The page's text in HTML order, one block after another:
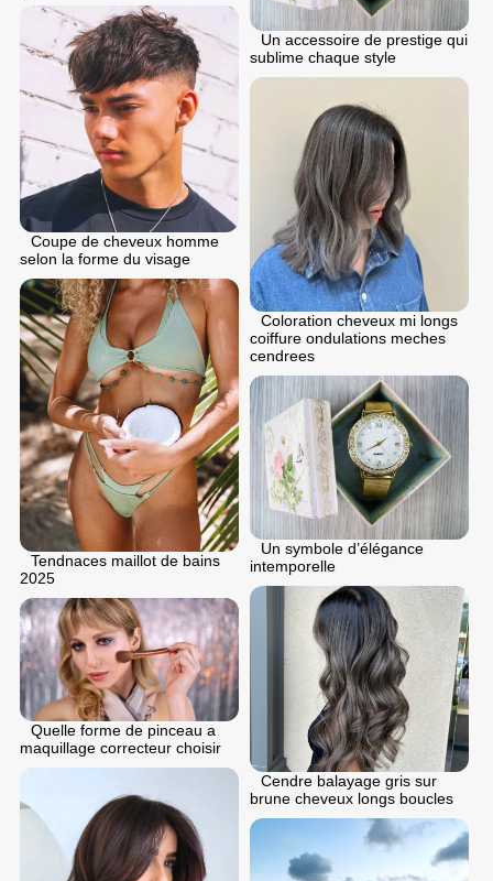
Un accessoire de prestige qui
sublime chaque style
Coupe de cheveux homme
selon la forme du visage
Coloration cheveux mi longs
coiffure ondulations meches
cendrees
Tendnaces maillot de bains
2025
Un symbole d’élégance
intemporelle
Cendre balayage gris sur
brune cheveux longs boucles
Quelle forme de pinceau a
maquillage correcteur choisir